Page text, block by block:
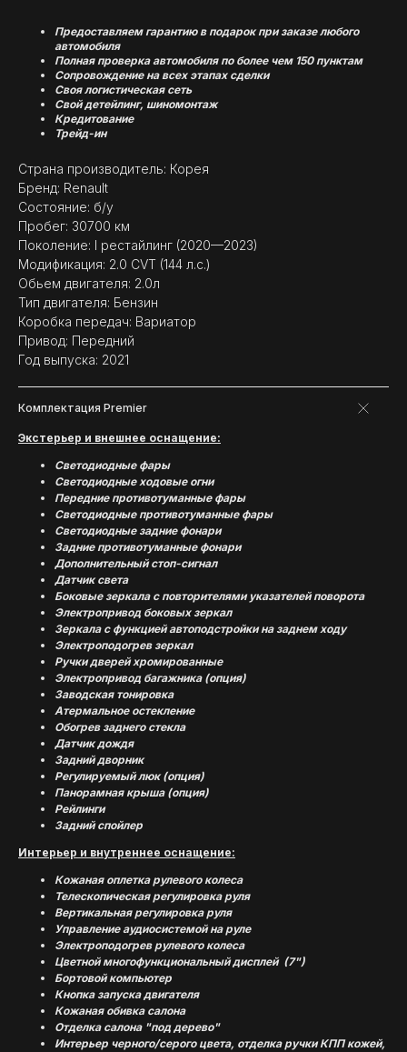
Предоставляем гарантию в подарок при заказе любого
автомобиля
Полная проверка автомобиля по более чем 150 пунктам
Сопровождение на всех этапах сделки
Своя логистическая сеть
Свой детейлинг, шиномонтаж
Кредитование
Трейд-ин
Страна производитель: Корея
Бренд: Renault
Состояние: б/у
Пробег: 30700 км
Поколение: I рестайлинг (2020—2023)
Модификация: 2.0 CVT (144 л.с.)
Обьем двигателя: 2.0л
Тип двигателя: Бензин
Коробка передач: Вариатор
Привод: Передний
Год выпуска: 2021
Комплектация Premier
Экстерьер и внешнее оснащение:
Светодиодные фары
Светодиодные ходовые огни
Передние противотуманные фары
Светодиодные противотуманные фары
Cветодиодные задние фонари
Задние противотуманные фонари
Дополнительный стоп-сигнал
Датчик света
Боковые зеркала с повторителями указателей поворота
Электропривод боковых зеркал
Зеркала с функцией автоподстройки на заднем ходу
Электроподогрев зеркал
Ручки дверей хромированные
Электропривод багажника (опция)
Заводская тонировка
Атермальное остекление
Обогрев заднего стекла
Датчик дождя
Задний дворник
Регулируемый люк (опция)
Панорамная крыша (опция)
Рейлинги
Задний спойлер
Интерьер и внутреннее оснащение:
Кожаная оплетка рулевого колеса
Телескопическая регулировка руля
Вертикальная регулировка руля
Управление аудиосистемой на руле
Электроподогрев рулевого колеса
Цветной многофункциональный дисплей (7")
Бортовой компьютер
Кнопка запуска двигателя
Кожаная обивка салона
Отделка салона "под дерево"
Интерьер черного/серого цвета, отделка ручки КПП кожей,